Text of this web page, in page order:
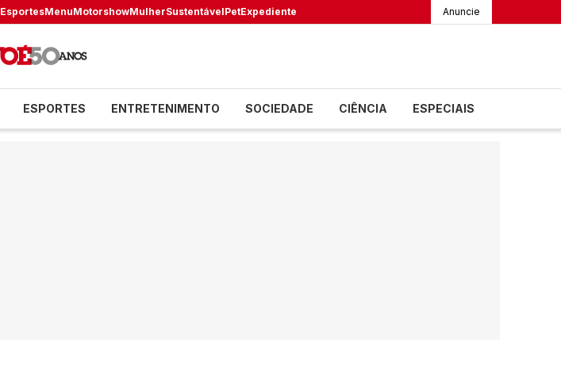
EsportesMenuMotorshowMulherSustentávelPetExpediente Anuncie
ESPORTES ENTRETENIMENTO SOCIEDADE CIÊNCIA ESPECIAIS